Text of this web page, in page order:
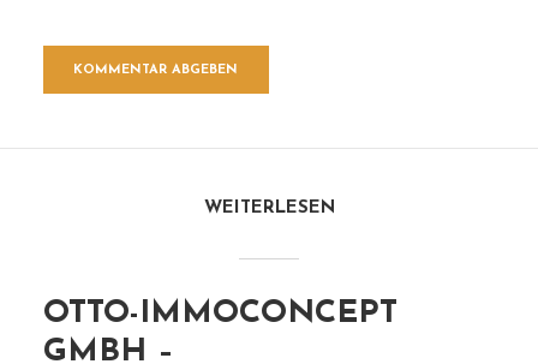
WEITERLESEN
OTTO-IMMOCONCEPT
GMBH –